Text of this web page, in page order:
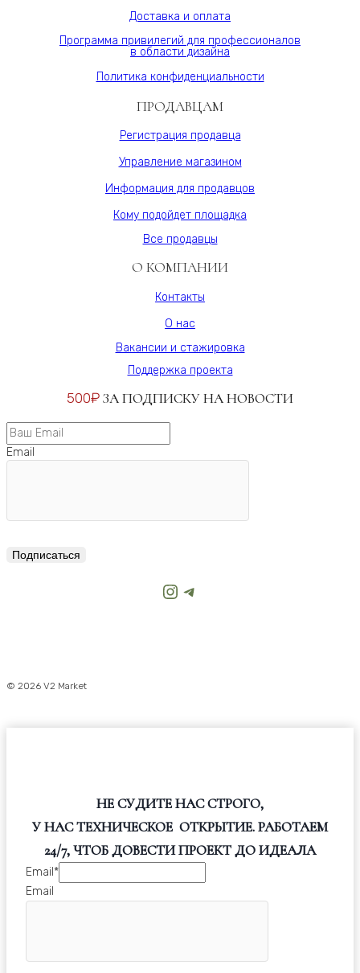
мм,
ONE,
Доставка и оплата
Программа привилегий для профессионалов
в области дизайна
Политика конфиденциальности
ПРОДАВЦАМ
Регистрация продавца
Управление магазином
Информация для продавцов
Кому подойдет площадка
Все продавцы
О КОМПАНИИ
Контакты
О нас
Вакансии и стажировка
Поддержка проекта
500₽ ЗА ПОДПИСКУ НА НОВОСТИ
Email
Подписаться
Instagram
Telegram
© 2026 V2 Market
НЕ СУДИТЕ НАС СТРОГО,
У НАС ТЕХНИЧЕСКОЕ ОТКРЫТИЕ. РАБОТАЕМ
24/7, ЧТОБ ДОВЕСТИ ПРОЕКТ ДО ИДЕАЛА
Email *
Email